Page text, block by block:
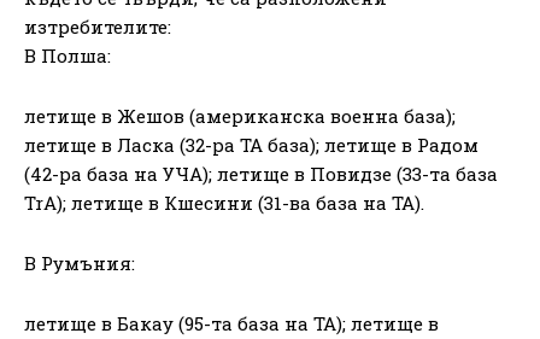
изтребителите:
В Полша:
летище в Жешов (американска военна база);
летище в Ласка (32-ра ТА база); летище в Радом
(42-ра база на УЧА); летище в Повидзе (33-та база
TrA); летище в Кшесини (31-ва база на ТА).
В Румъния:
летище в Бакау (95-та база на ТА); летище в